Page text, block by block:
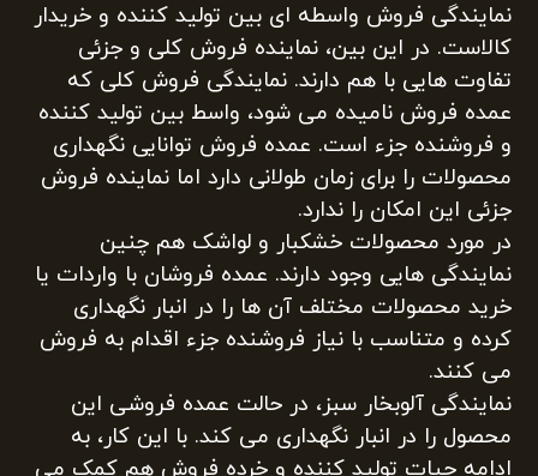
نمایندگی فروش واسطه ای بین تولید کننده و خریدار
کالاست. در این بین، نماینده فروش کلی و جزئی
تفاوت هایی با هم دارند. نمایندگی فروش کلی که
عمده فروش نامیده می شود، واسط بین تولید کننده
و فروشنده جزء است. عمده فروش توانایی نگهداری
محصولات را برای زمان طولانی دارد اما نماینده فروش
جزئی این امکان را ندارد.
در مورد محصولات خشکبار و لواشک هم چنین
نمایندگی هایی وجود دارند. عمده فروشان با واردات یا
خرید محصولات مختلف آن ها را در انبار نگهداری
کرده و متناسب با نیاز فروشنده جزء اقدام به فروش
می کنند.
نمایندگی آلوبخار سبز، در حالت عمده فروشی این
محصول را در انبار نگهداری می کند. با این کار، به
ادامه حیات تولید کننده و خرده فروش هم کمک می